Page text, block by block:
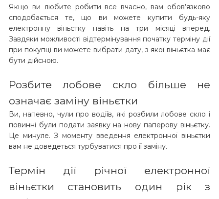
Якщо ви любите робити все вчасно, вам обов’язково
сподобається те, що ви можете купити будь-яку
електронну віньєтку навіть на три місяці вперед.
Завдяки можливості відтермінування початку терміну дії
при покупці ви можете вибрати дату, з якої віньєтка має
бути дійсною.
Розбите лобове скло більше не
означає заміну віньєтки
Ви, напевно, чули про водіїв, які розбили лобове скло і
повинні були подати заявку на нову паперову віньєтку.
Це минуле. З моменту введення електронної віньєтки
вам не доведеться турбуватися про її заміну. ​​
Термін дії річної електронної
віньєтки становить один рік з